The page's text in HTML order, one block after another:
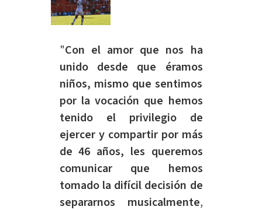
"Con el amor que nos ha
unido desde que éramos
niños, mismo que sentimos
por la vocación que hemos
tenido el privilegio de
ejercer y compartir por más
de 46 años, les queremos
comunicar que hemos
tomado la difícil decisión de
separarnos musicalmente,